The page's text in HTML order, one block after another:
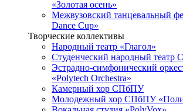
«Золотая осень»
Межвузовский танцевальный
Dance Cup»
Творческие коллективы
Народный театр «Глагол»
Студенческий народный
Эстрадно-симфонический
«Polytech Orchestra»
Камерный хор СПбПУ
Молодежный хор СПбПУ